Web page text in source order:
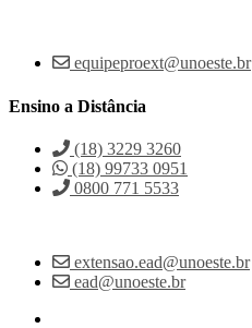
equipeproext@unoeste.br
Ensino a Distância
(18) 3229 3260
(18) 99733 0951
0800 771 5533
extensao.ead@unoeste.br
ead@unoeste.br